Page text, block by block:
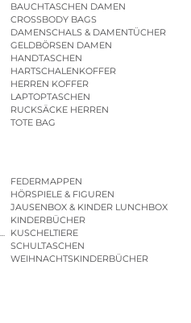
BAUCHTASCHEN DAMEN
CROSSBODY BAGS
DAMENSCHALS & DAMENTÜCHER
GELDBÖRSEN DAMEN
HANDTASCHEN
HARTSCHALENKOFFER
HERREN KOFFER
LAPTOPTASCHEN
RUCKSÄCKE HERREN
TOTE BAG
FEDERMAPPEN
HÖRSPIELE & FIGUREN
JAUSENBOX & KINDER LUNCHBOX
KINDERBÜCHER
| KINDERGARTENBEUTEL
KUSCHELTIERE
SCHULTASCHEN
WEIHNACHTSKINDERBÜCHER